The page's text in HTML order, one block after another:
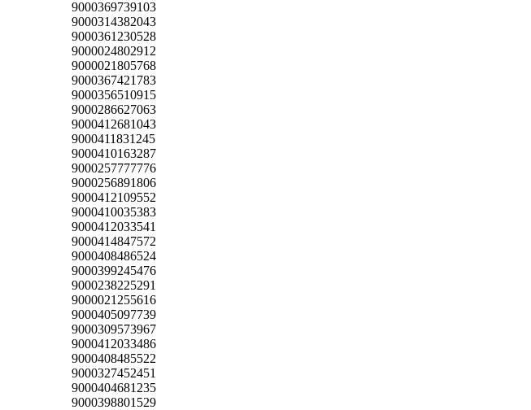
9000369739103
9000314382043
9000361230528
9000024802912
9000021805768
9000367421783
9000356510915
9000286627063
9000412681043
9000411831245
9000410163287
9000257777776
9000256891806
9000412109552
9000410035383
9000412033541
9000414847572
9000408486524
9000399245476
9000238225291
9000021255616
9000405097739
9000309573967
9000412033486
9000408485522
9000327452451
9000404681235
9000398801529